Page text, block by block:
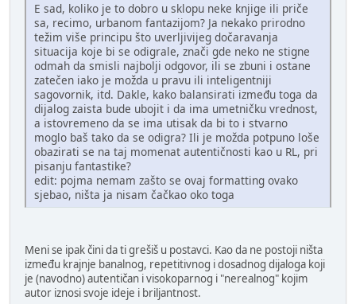
E sad, koliko je to dobro u sklopu neke knjige ili priče
sa, recimo, urbanom fantazijom? Ja nekako prirodno
težim više principu što uverljivijeg dočaravanja
situacija koje bi se odigrale, znači gde neko ne stigne
odmah da smisli najbolji odgovor, ili se zbuni i ostane
zatečen iako je možda u pravu ili inteligentniji
sagovornik, itd. Dakle, kako balansirati između toga da
dijalog zaista bude ubojit i da ima umetničku vrednost,
a istovremeno da se ima utisak da bi to i stvarno
moglo baš tako da se odigra? Ili je možda potpuno loše
obazirati se na taj momenat autentičnosti kao u RL, pri
pisanju fantastike?
edit: pojma nemam zašto se ovaj formatting ovako
sjebao, ništa ja nisam čačkao oko toga
Meni se ipak čini da ti grešiš u postavci. Kao da ne postoji ništa
između krajnje banalnog, repetitivnog i dosadnog dijaloga koji
je (navodno) autentičan i visokoparnog i "nerealnog" kojim
autor iznosi svoje ideje i briljantnost.